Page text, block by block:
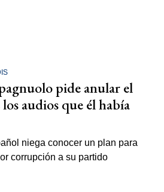
pide anular el
audios que él había